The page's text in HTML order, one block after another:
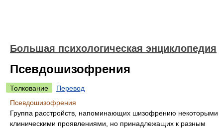
Большая психологическая энциклопедия
Псевдошизофрения
Толкование
Перевод
Псевдошизофрения
Группа расстройств, напоминающих шизофрению некоторыми
клиническими проявлениями, но принадлежащих к разным